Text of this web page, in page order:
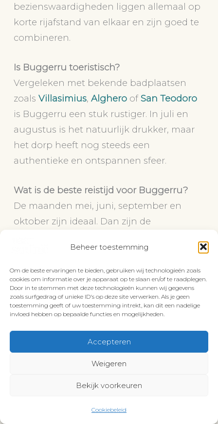
Beheer toestemming
Om de beste ervaringen te bieden, gebruiken wij technologieën zoals
cookies om informatie over je apparaat op te slaan en/of te raadplegen.
Door in te stemmen met deze technologieën kunnen wij gegevens
zoals surfgedrag of unieke ID's op deze site verwerken. Als je geen
toestemming geeft of uw toestemming intrekt, kan dit een nadelige
invloed hebben op bepaalde functies en mogelijkheden.
Accepteren
Weigeren
Bekijk voorkeuren
Cookiebeleid
bezienswaardigheden liggen allemaal op
korte rijafstand van elkaar en zijn goed te
combineren.
Is Buggerru toeristisch?
Vergeleken met bekende badplaatsen
zoalsVillasimius,Alghero ofSan Teodoro
is Buggerru een stuk rustiger. In juli en
augustus is het natuurlijk drukker, maar
het dorp heeft nog steeds een
authentieke en ontspannen sfeer.
Wat is de beste reistijd voor Buggerru?
De maanden mei, juni, september en
oktober zijn ideaal. Dan zijn de
bezienswaardigheden en wandelingen in
de omgeving ontdekken zonder de
drukte van het hoogseizoen.
→Lees hier meer over de beste reistijd
voor Sardinië
Wil je meer over Sardinië weten?
geschreven, zodat jij alles weet voor